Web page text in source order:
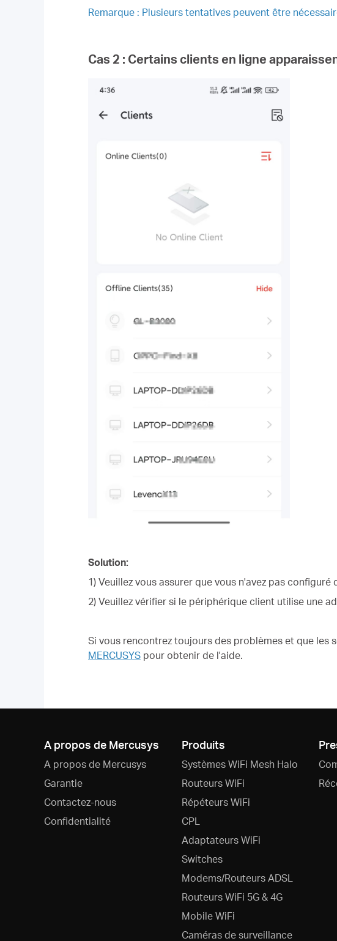
Remarque : Plusieurs tentatives peuvent être
Cas 2 : Certains clients en ligne
Solution:
1) Veuillez vous assurer que vous n'avez pas
2) Veuillez vérifier si le périphérique client utilise une
Si vous rencontrez toujours des problèmes et que
MERCUSYS pour obtenir de l'aide.
A propos de Mercusys
A propos de Mercusys
Garantie
Contactez-nous
Confidentialité
Produits
Systèmes WiFi Mesh Halo
Routeurs WiFi
Répéteurs WiFi
CPL
Adaptateurs WiFi
Switches
Modems/Routeurs ADSL
Routeurs WiFi 5G & 4G
Mobile WiFi
Caméras de surveillance